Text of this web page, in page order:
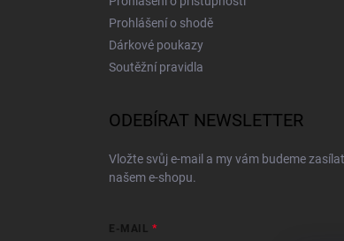
Prohlášení o shodě
Dárkové poukazy
Soutěžní pravidla
ODEBÍRAT NEWSLETTER
Vložte svůj e-mail a my vám budeme
našem e-shopu.
E-MAIL